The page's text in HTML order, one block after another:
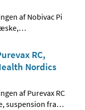
af Nobivac Pi
…
RC,
Nordics
af Purevax RC
suspension fra…